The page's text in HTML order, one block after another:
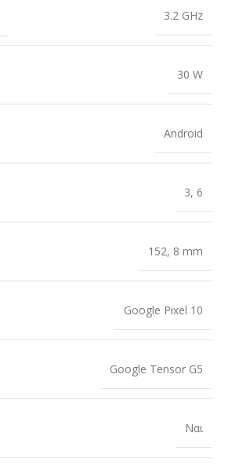
3.2 GHz
30 W
Android
3, 6
152, 8 mm
Google Pixel 10
Google Tensor G5
Ναι